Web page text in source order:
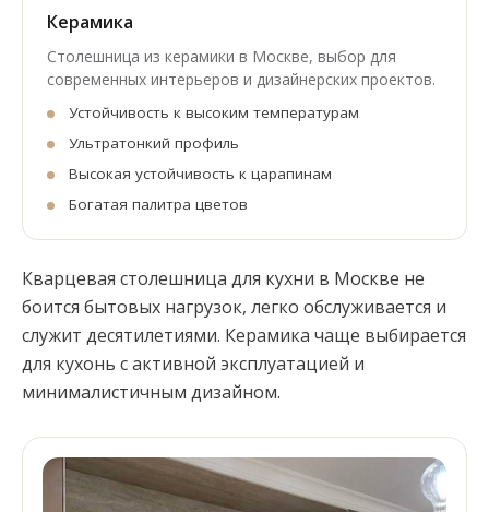
Керамика
Столешница из керамики в Москве, выбор для
современных интерьеров и дизайнерских проектов.
Устойчивость к высоким температурам
Ультратонкий профиль
Высокая устойчивость к царапинам
Богатая палитра цветов
Кварцевая столешница для кухни в Москве не
боится бытовых нагрузок, легко обслуживается и
служит десятилетиями. Керамика чаще выбирается
для кухонь с активной эксплуатацией и
минималистичным дизайном.